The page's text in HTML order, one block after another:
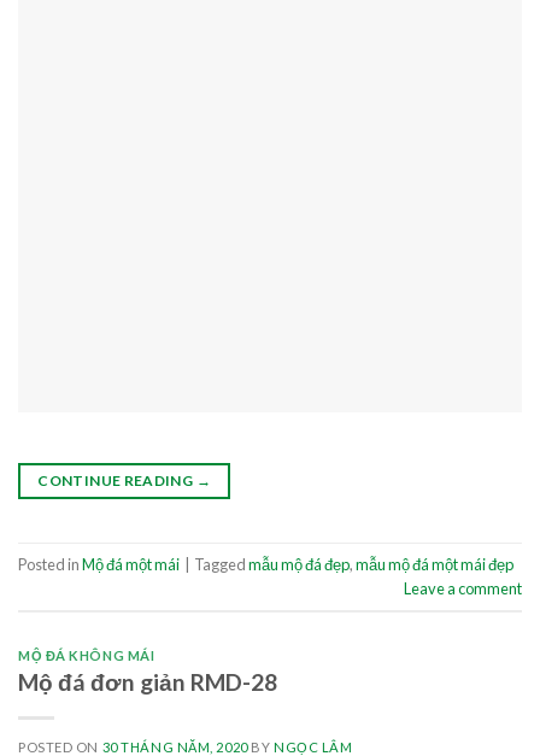
CONTINUE READING →
Posted inMộ đá một mái Taggedmẫu mộ đá đẹp,mẫu mộ đá một mái đẹp
Leave a comment
MỘ ĐÁ KHÔNG MÁI
Mộ đá đơn giản RMD-28
POSTED ON 30 THÁNG NĂM, 2020BY NGỌC LÂM